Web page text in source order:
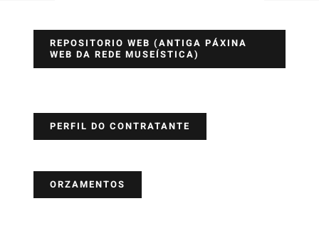
REPOSITORIO WEB (ANTIGA PÁXINA
WEB DA REDE MUSEÍSTICA)
PERFIL DO CONTRATANTE
ORZAMENTOS